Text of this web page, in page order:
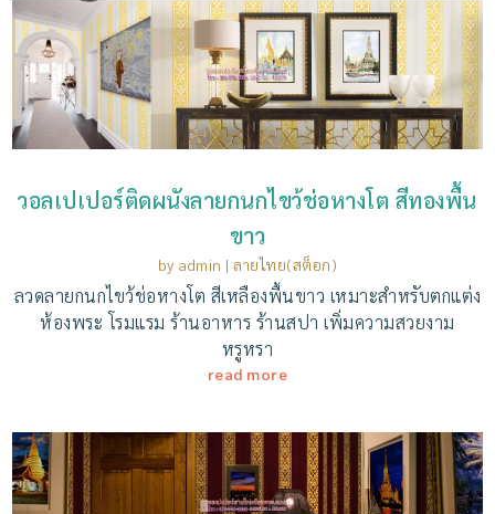
วอลเปเปอร์ติดผนังลายกนกไขว้ช่อหางโต สีทองพื้น
ขาว
by admin |ลายไทย(สต็อก)
ลวดลายกนกไขว้ช่อหางโต สีเหลืองพื้นขาว เหมาะสำหรับตกแต่ง
ห้องพระ โรมแรม ร้านอาหาร ร้านสปา เพิ่มความสวยงาม
หรูหรา
read more